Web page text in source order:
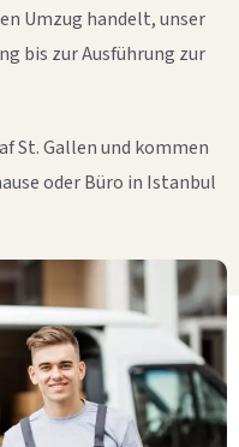
Umzug handelt, unser
bis zur Ausführung zur
St. Gallen und kommen
oder Büro in Istanbul